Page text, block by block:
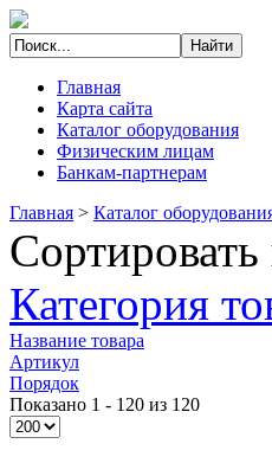
Главная
Карта сайта
Каталог оборудования
Физическим лицам
Банкам-партнерам
Главная > Каталог
Сортировать
Категория
Название товара
Артикул
Порядок
Показано 1 - 120 из 120